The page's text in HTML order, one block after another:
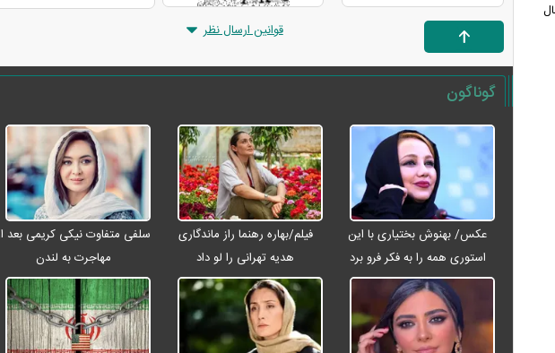
قوانین ارسال نظر
گوناگون
عکس/ بهنوش بختیاری با این
استوری همه را به فکر فرو برد
فیلم/بهاره رهنما راز ماندگاری
هدیه تهرانی را لو داد
سلفی متفاوت نیکی کریمی بعد
مهاجرت به لندن